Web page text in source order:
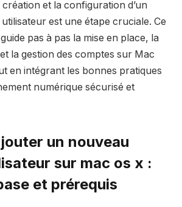
et la configuration d’un
est une étape cruciale. Ce
pas à pas la mise en place, la
la gestion des comptes sur Mac
en intégrant les bonnes pratiques
numérique sécurisé et
un nouveau
sur mac os x :
et prérequis